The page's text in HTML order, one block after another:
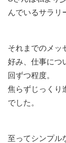
んでいるサラリ
それまでのメッ
好み、仕事につ
回ずつ程度。
焦らずじっくり
でした。
至ってシンプル